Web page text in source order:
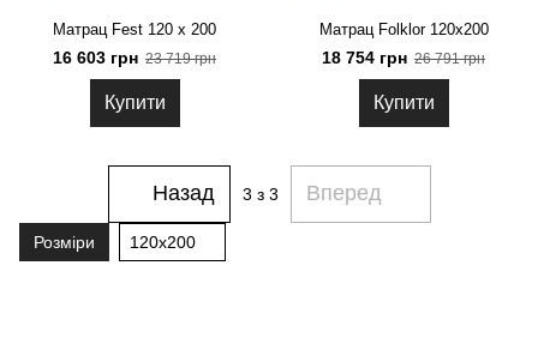
Матрац Fest 120 x 200
16 603 грн 23 719 грн
Купити
Матрац Folklor 120x200
18 754 грн 26 791 грн
Купити
Назад 3 з 3 Вперед
Розміри 120x200